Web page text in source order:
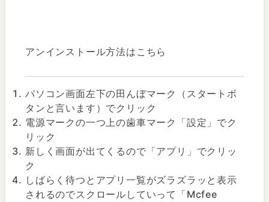
アンインストール方法はこちら
パソコン画面左下の田んぼマーク（スタートボ
タンと言います）でクリック
電源マークの一つ上の歯車マーク「設定」でク
リック
新しく画面が出てくるので「アプリ」でクリッ
ク
しばらく待つとアプリ一覧がズラズラッと表示
されるのでスクロールしていって「Mcfee